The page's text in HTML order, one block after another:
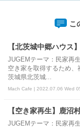
こ
【北茨城中郷ハウス
JUGEMテーマ：民家再
空き家を取得するため
茨城県北茨城...
Mach Cafe | 2022.07.06 Wed
【空き家再生】鹿沼
JUGEMテーマ：民家再